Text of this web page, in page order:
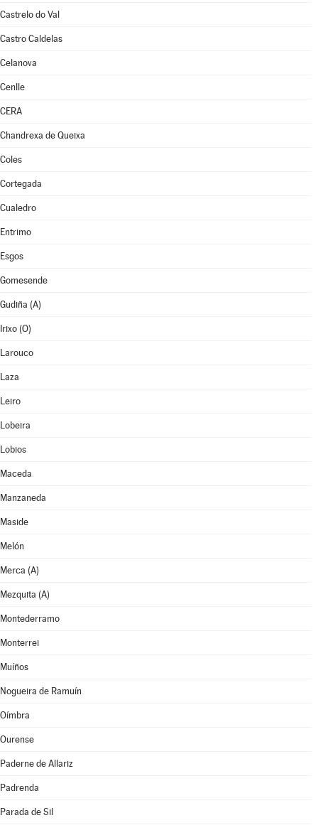
Castrelo do Val
Castro Caldelas
Celanova
Cenlle
CERA
Chandrexa de Queixa
Coles
Cortegada
Cualedro
Entrimo
Esgos
Gomesende
Gudiña (A)
Irixo (O)
Larouco
Laza
Leiro
Lobeira
Lobios
Maceda
Manzaneda
Maside
Melón
Merca (A)
Mezquita (A)
Montederramo
Monterrei
Muíños
Nogueira de Ramuín
Oímbra
Ourense
Paderne de Allariz
Padrenda
Parada de Sil